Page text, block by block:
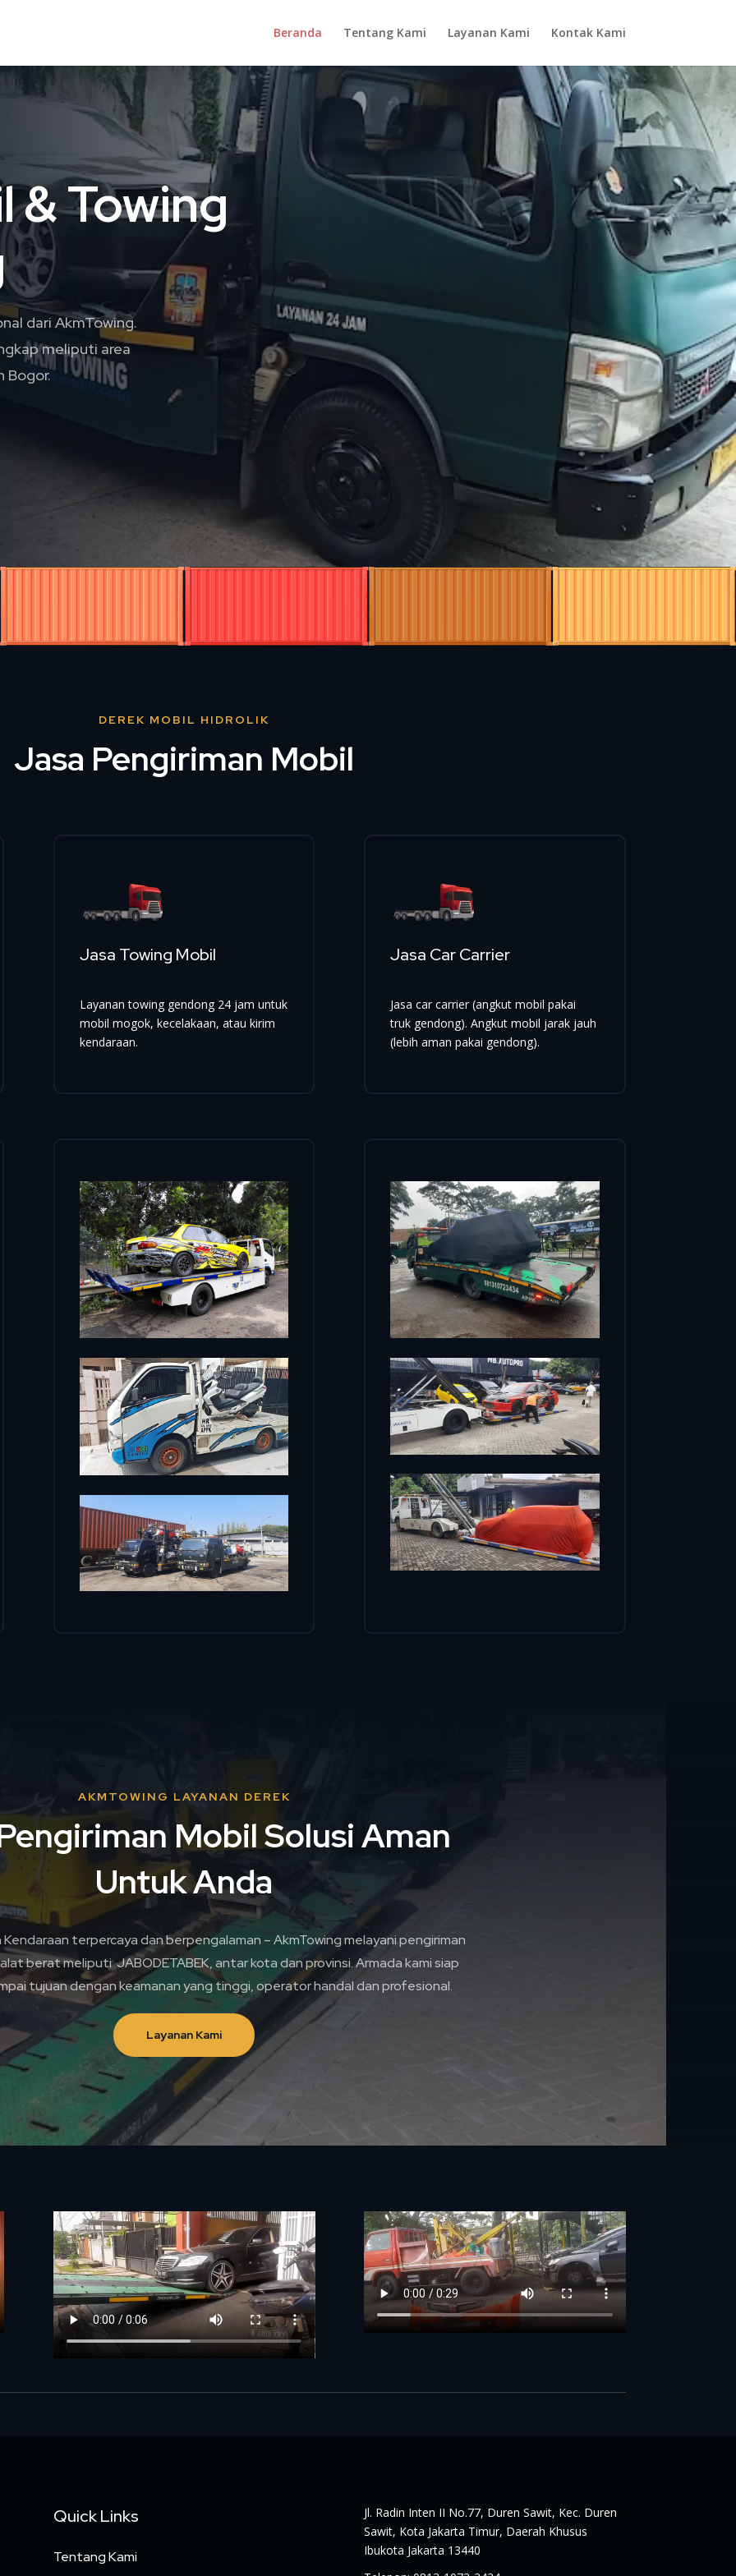
Beranda Tentang Kami Layanan Kami Kontak Kami
& Towing
dari AkmTowing.
meliputi area
Bogor.
DEREK MOBIL HIDROLIK
Jasa Pengiriman Mobil
Jasa Towing Mobil
Layanan towing gendong 24 jam untuk
mobil mogok, kecelakaan, atau kirim
kendaraan.
Jasa Car Carrier
Jasa car carrier (angkut mobil pakai
truk gendong). Angkut mobil jarak jauh
(lebih aman pakai gendong).
AKMTOWING LAYANAN DEREK
Mobil Solusi Aman
Untuk Anda
terpercaya dan berpengalaman – AkmTowing melayani pengiriman
berat meliputi JABODETABEK, antar kota dan provinsi. Armada kami siap
tujuan dengan keamanan yang tinggi, operator handal dan profesional.
Layanan Kami
Quick Links
Tentang Kami
Jl. Radin Inten II No.77, Duren Sawit, Kec. Duren
Sawit, Kota Jakarta Timur, Daerah Khusus
Ibukota Jakarta 13440